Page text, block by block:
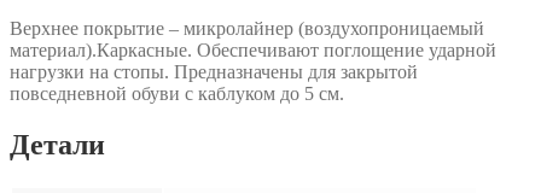
Верхнее покрытие – микролайнер (воздухопроницаемый
материал).Каркасные. Обеспечивают поглощение ударной
нагрузки на стопы. Предназначены для закрытой
повседневной обуви с каблуком до 5 см.
Детали